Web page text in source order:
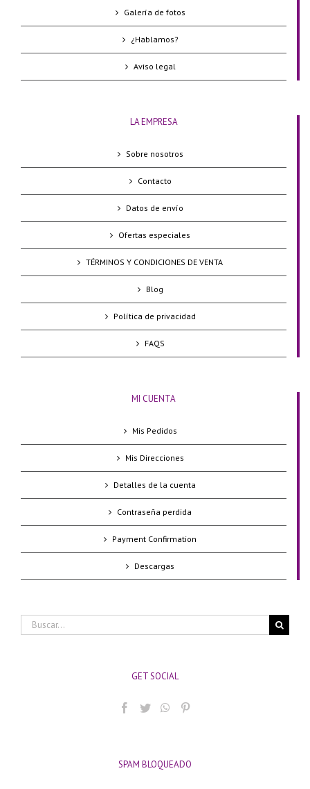
Galería de fotos
¿Hablamos?
Aviso legal
LA EMPRESA
Sobre nosotros
Contacto
Datos de envío
Ofertas especiales
TÉRMINOS Y CONDICIONES DE VENTA
Blog
Política de privacidad
FAQS
MI CUENTA
Mis Pedidos
Mis Direcciones
Detalles de la cuenta
Contraseña perdida
Payment Confirmation
Descargas
Buscar:
GET SOCIAL
SPAM BLOQUEADO